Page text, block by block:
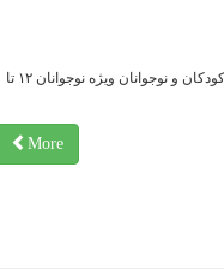
ثبت‌نام کارگاه‌های برخط «حال خوش زندگی» کانون پرورش فکری کودکان و نوجوانان ویژه نوجوانان ۱۲ تا
More